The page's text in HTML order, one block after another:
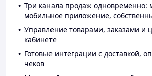
Три канала продаж одновременно:
мобильное приложение,
Управление товарами, заказами и
кабинете
Готовые интеграции с доставкой,
чеков